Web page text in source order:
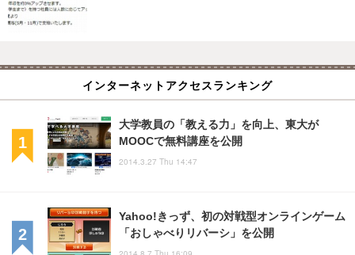
インターネットアクセスランキング
大学教員の「教える力」を向上、東大が
MOOCで無料講座を公開
2014.3.27 Thu 14:47
Yahoo!きっず、初の対戦型オンラインゲーム
「おしゃべりリバーシ」を公開